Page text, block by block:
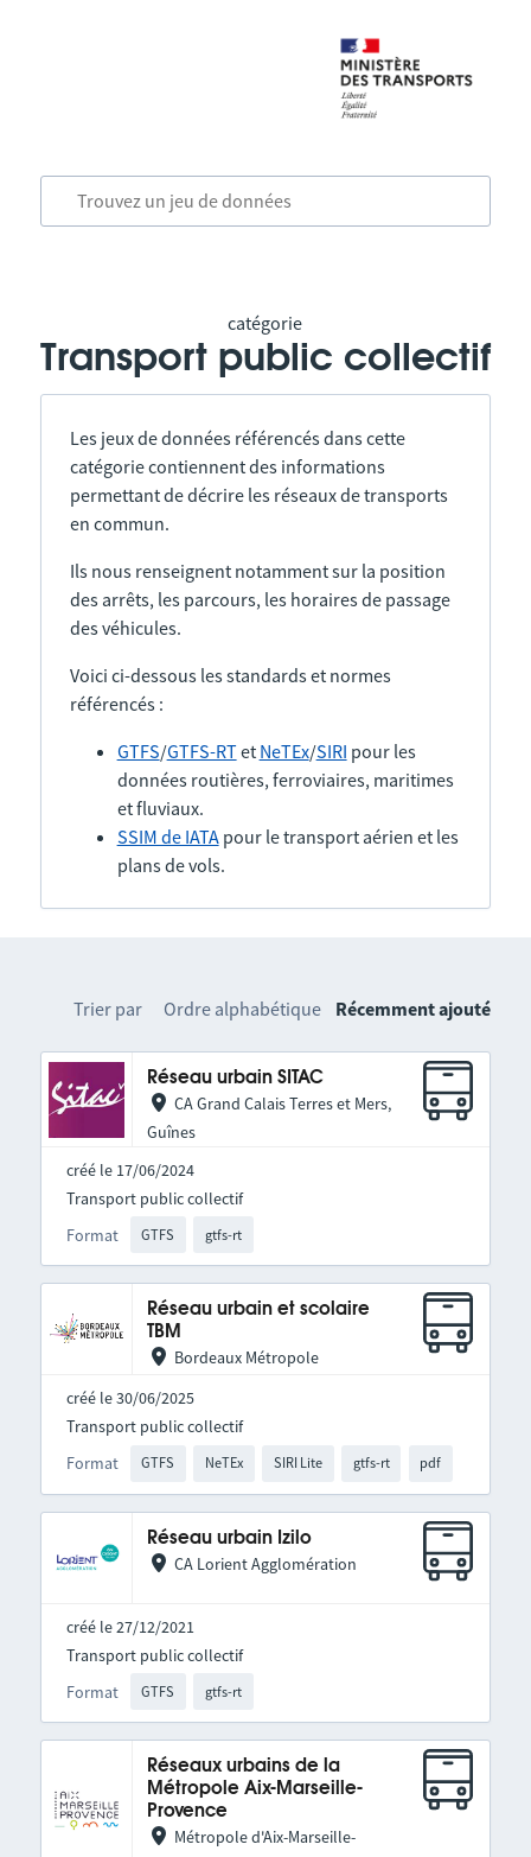
catégorie
Transport public collectif
Les jeux de données référencés dans cette
catégorie contiennent des informations
permettant de décrire les réseaux de transports
en commun.
Ils nous renseignent notamment sur la position
des arrêts, les parcours, les horaires de passage
des véhicules.
Voici ci-dessous les standards et normes
référencés :
GTFS/GTFS-RTet NeTEx/SIRI pour les
données routières, ferroviaires, maritimes
et fluviaux.
SSIM de IATApour le transport aérien et les
plans de vols.
Trier par Ordre alphabétique Récemment ajouté
Réseau urbain SITAC
CA Grand Calais Terres et Mers,
Guînes
créé le 17/06/2024
Format GTFS gtfs-rt
Transport public collectif
Réseau urbain et scolaire
TBM
Bordeaux Métropole
créé le 30/06/2025
Format GTFS NeTEx SIRI Lite gtfs-rt pdf
Transport public collectif
Réseau urbain Izilo
CA Lorient Agglomération
créé le 27/12/2021
Format GTFS gtfs-rt
Transport public collectif
Réseaux urbains de la
Métropole Aix-Marseille-
Provence
Métropole d'Aix-Marseille-